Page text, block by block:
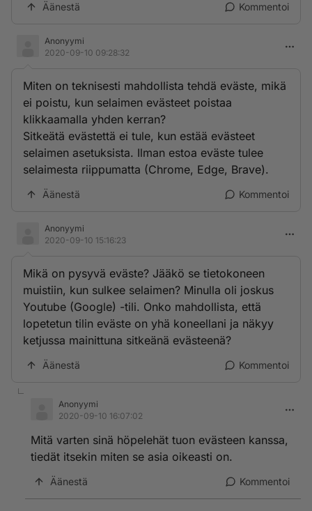
Äänestä Kommentoi
Anonyymi
2020-09-10 09:28:32
Miten on teknisesti mahdollista tehdä eväste, mikä
ei poistu, kun selaimen evästeet poistaa
klikkaamalla yhden kerran?
Sitkeätä evästettä ei tule, kun estää evästeet
selaimen asetuksista. Ilman estoa eväste tulee
selaimesta riippumatta (Chrome, Edge, Brave).
Äänestä Kommentoi
Anonyymi
2020-09-10 15:16:23
Mikä on pysyvä eväste? Jääkö se tietokoneen
muistiin, kun sulkee selaimen? Minulla oli joskus
Youtube (Google) -tili. Onko mahdollista, että
lopetetun tilin eväste on yhä koneellani ja näkyy
ketjussa mainittuna sitkeänä evästeenä?
Äänestä Kommentoi
Anonyymi
2020-09-10 16:07:02
Mitä varten sinä höpelehät tuon evästeen kanssa,
tiedät itsekin miten se asia oikeasti on.
Äänestä Kommentoi